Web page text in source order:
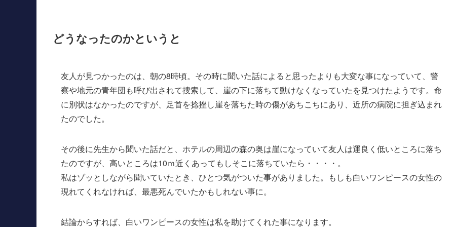
どうなったのかというと
友人が見つかったのは、朝の8時頃。その時に聞いた話によると思ったよりも大変な事になっていて、警
察や地元の青年団も呼び出されて捜索して、崖の下に落ちて動けなくなっていたを見つけたようです。命
に別状はなかったのですが、足首を捻挫し崖を落ちた時の傷があちこちにあり、近所の病院に担ぎ込まれ
たのでした。
その後に先生から聞いた話だと、ホテルの周辺の森の奥は崖になっていて友人は運良く低いところに落ち
たのですが、高いところは10ｍ近くあってもしそこに落ちていたら・・・・。
私はゾッとしながら聞いていたとき、ひとつ気がついた事がありました。もしも白いワンピースの女性の
現れてくれなければ、最悪死んでいたかもしれない事に。
結論からすれば、白いワンピースの女性は私を助けてくれた事になります。